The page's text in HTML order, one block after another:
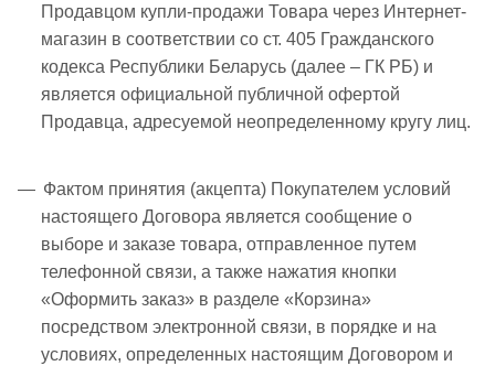
Продавцом купли-продажи Товара через Интернет-
магазин в соответствии со ст. 405 Гражданского
кодекса Республики Беларусь (далее – ГК РБ) и
является официальной публичной офертой
Продавца, адресуемой неопределенному кругу лиц.
Фактом принятия (акцепта) Покупателем условий
настоящего Договора является сообщение о
выборе и заказе товара, отправленное путем
телефонной связи, а также нажатия кнопки
«Оформить заказ» в разделе «Корзина»
посредством электронной связи, в порядке и на
условиях, определенных настоящим Договором и